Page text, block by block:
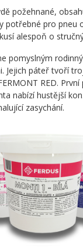
požehnané,
potřebné pro pneu
alespoň o
pomyslným
Jejich páteř tvoří
RED.
nabízí hustější
zasychání.